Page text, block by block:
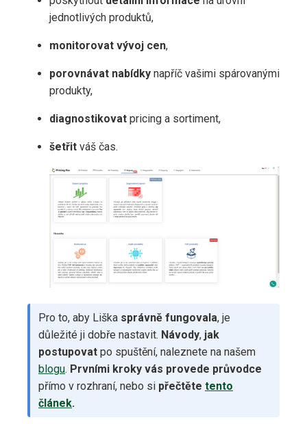
jednotlivých produktů,
monitorovat vývoj cen,
porovnávat nabídky napříč vašimi spárovanými
produkty,
diagnostikovat pricing a sortiment,
šetřit váš čas.
Pro to, aby Liška správně fungovala, je
důležité ji dobře nastavit. Návody, jak
postupovat po spuštění, naleznete na našem
blogu. Prvními kroky vás provede průvodce
přímo v rozhraní, nebo si přečtěte tento
článek.